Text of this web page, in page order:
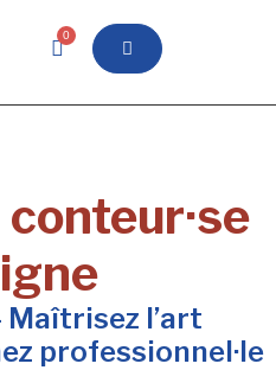
0
Maîtrisez l’art
professionnel·le